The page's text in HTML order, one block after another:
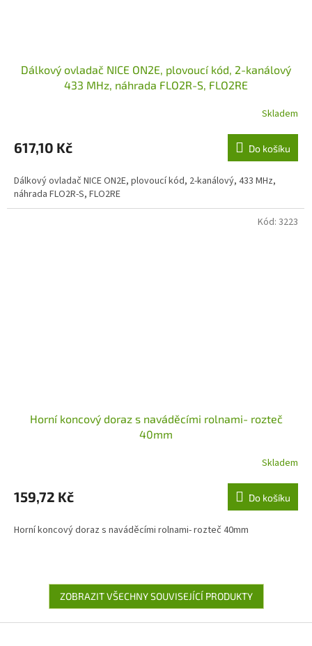
Dálkový ovladač NICE ON2E, plovoucí kód, 2-kanálový
433 MHz, náhrada FLO2R-S, FLO2RE
Skladem
617,10 Kč Do košíku
Dálkový ovladač NICE ON2E, plovoucí kód, 2-kanálový, 433 MHz,
náhrada FLO2R-S, FLO2RE
Horní koncový doraz s naváděcími rolnami- rozteč
40mm
Skladem
159,72 Kč Do košíku
Horní koncový doraz s naváděcími rolnami- rozteč 40mm
Kód: 3223
ZOBRAZIT VŠECHNY SOUVISEJÍCÍ PRODUKTY